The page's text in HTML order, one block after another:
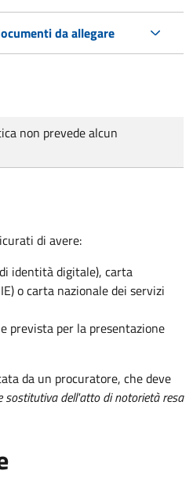
da allegare
non prevede alcun
di avere:
identità digitale), carta
o carta nazionale dei servizi
prevista per la presentazione
da un procuratore, che deve
sostitutiva dell'atto di notorietà resa